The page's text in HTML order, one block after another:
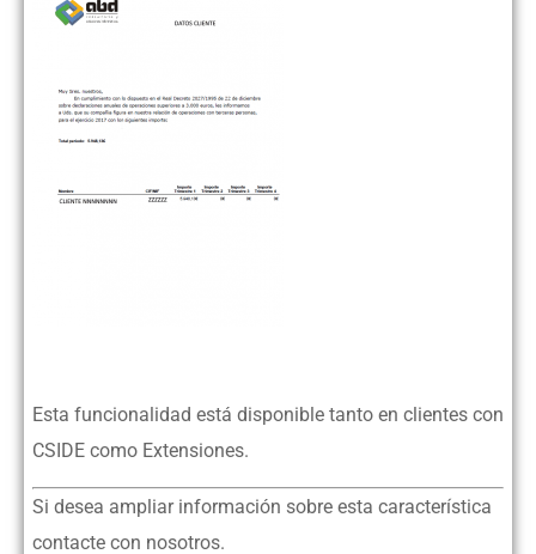
Esta funcionalidad está disponible tanto en clientes con
CSIDE como Extensiones.
Si desea ampliar información sobre esta característica
contacte con nosotros.